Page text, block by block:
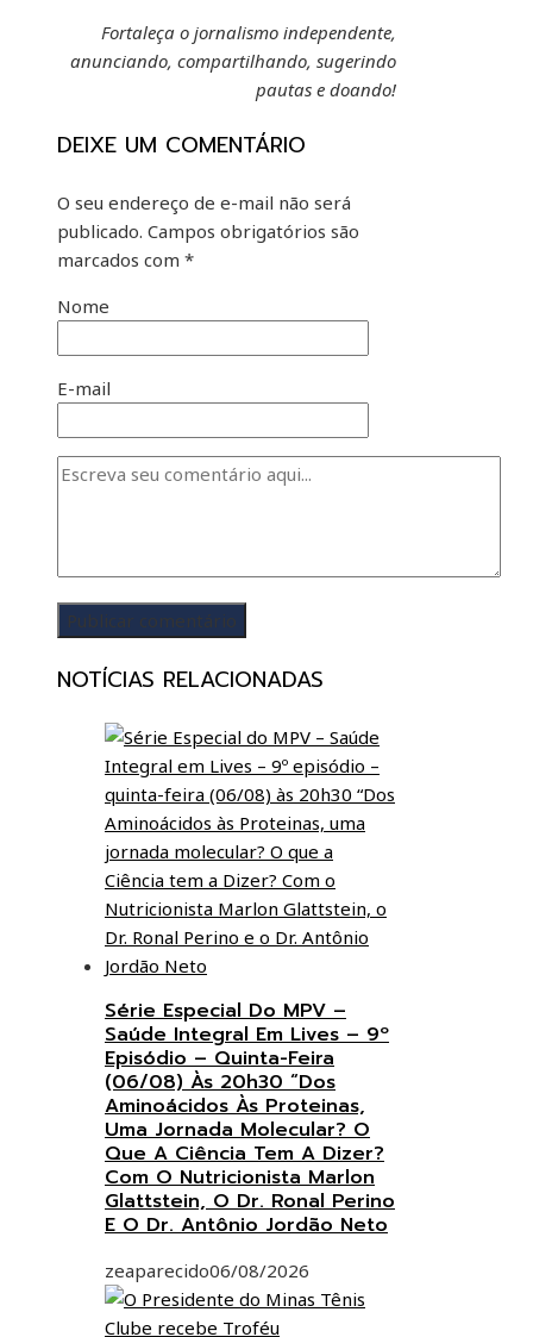
Fortaleça o jornalismo independente,
anunciando, compartilhando, sugerindo
pautas e doando!
DEIXE UM COMENTÁRIO
O seu endereço de e-mail não será
publicado. Campos obrigatórios são
marcados com *
Nome
E-mail
NOTÍCIAS RELACIONADAS
Série Especial Do MPV –
Saúde Integral Em Lives – 9º
Episódio – Quinta-Feira
(06/08) Às 20h30 “Dos
Aminoácidos Às Proteinas,
Uma Jornada Molecular? O
Que A Ciência Tem A Dizer?
Com O Nutricionista Marlon
Glattstein, O Dr. Ronal Perino
E O Dr. Antônio Jordão Neto
zeaparecido06/08/2026